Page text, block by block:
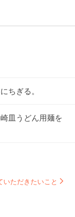
ちぎる。
皿うどん用麺を
いただきたいこと